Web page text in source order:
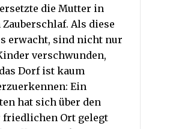
die Mutter in
Zauberschlaf. Als diese
erwacht, sind nicht nur
verschwunden,
Dorf ist kaum
Ein
hat sich über den
friedlichen Ort gelegt